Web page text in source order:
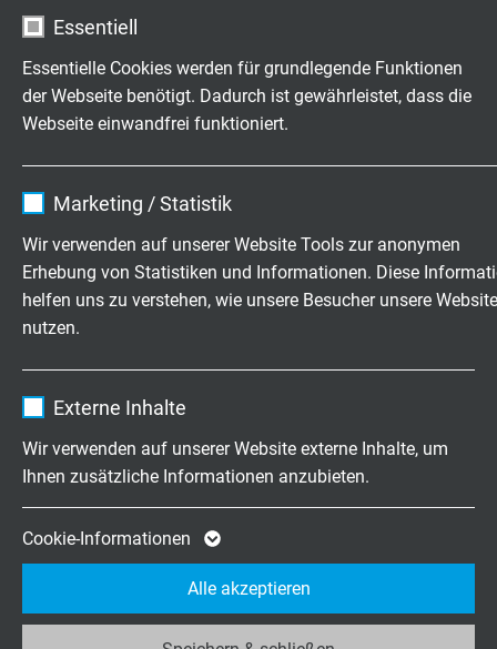
Essentiell
Essentielle Cookies werden für grundlegende Funktionen
der Webseite benötigt. Dadurch ist gewährleistet, dass die
Webseite einwandfrei funktioniert.
Laufzeit 1 Jahr
Marketing / Statistik
Wir verwenden auf unserer Website Tools zur anonymen
Erhebung von Statistiken und Informationen. Diese
helfen uns zu verstehen, wie unsere Besucher unsere Website
nutzen.
Laufzeit 2 Jahre
Zweck
Cookie von Google für Website-Analysen.
Erzeugt statistische Daten darüber, wie der
Besucher die Website nutzt.
Externe Inhalte
Wir verwenden auf unserer Website externe Inhalte, um
Ihnen zusätzliche Informationen anzubieten.
Cookie-Informationen
Alle akzeptieren
HV 1000 C - MC mit HVA 280
robuste, flexible Hochvolt-Mehraderleitung mit Cu-
Gesamtabschirmung und TE-Steckverbinder HVA 280
exakt nach Ihren Wünschen
Familienbetrieb für Konstruktion und
Fertigung seit 1947
+49 (0)2162 898-0
Mo.-Do. 7:30–16:30 Uhr